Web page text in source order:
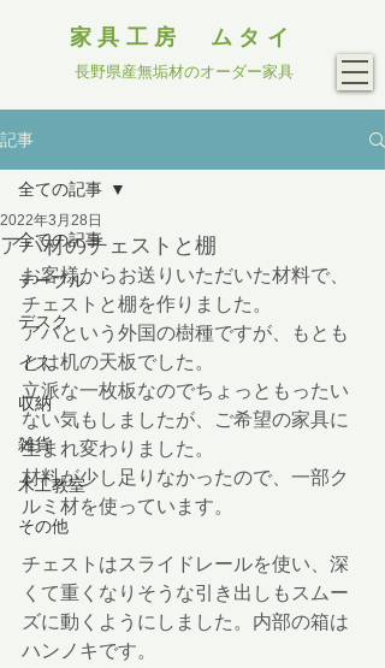
家具工房 ムタイ
長野県産無垢材のオーダー家具
記事
全ての記事
テーブル
デスク
イス
収納
雑貨
木工教室
その他
全ての記事
アパ材のチェストと棚
2022年3月28日
お客様からお送りいただいた材料で、
チェストと棚を作りました。
アパという外国の樹種ですが、もとも
とは机の天板でした。
立派な一枚板なのでちょっともったい
ない気もしましたが、ご希望の家具に
生まれ変わりました。
材料が少し足りなかったので、一部ク
ルミ材を使っています。
チェストはスライドレールを使い、深
くて重くなりそうな引き出しもスムー
ズに動くようにしました。内部の箱は
ハンノキです。